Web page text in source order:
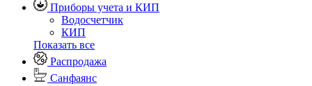
Приборы учета и КИП
Водосчетчик
КИП
Показать все
Распродажа
Санфаянс